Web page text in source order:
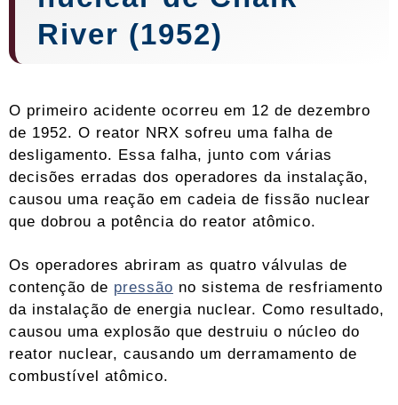
River (1952)
O primeiro acidente ocorreu em 12 de dezembro
de 1952. O reator NRX sofreu uma falha de
desligamento. Essa falha, junto com várias
decisões erradas dos operadores da instalação,
causou uma reação em cadeia de fissão nuclear
que dobrou a potência do reator atômico.
Os operadores abriram as quatro válvulas de
contenção de pressão no sistema de resfriamento
da instalação de energia nuclear. Como resultado,
causou uma explosão que destruiu o núcleo do
reator nuclear, causando um derramamento de
combustível atômico.